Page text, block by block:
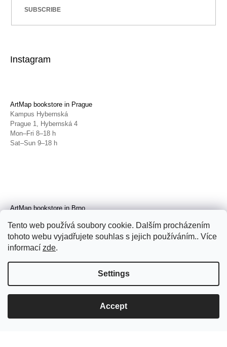
Tento web používá soubory cookie. Dalším procházením
tohoto webu vyjadřujete souhlas s jejich používáním.. Více
informací zde.
Settings
Accept
SUBSCRIBE
Instagram
ArtMap bookstore in Prague
Kampus Hybernská
Prague 1, Hybernská 4
Mon–Fri 8–18 h
Sat–Sun 9–18 h
ArtMap bookstore in Brno
Brno, Radnická 4
Tue–Fri 11–19 h
Sat 14–19 h
© 2026 ArtMap. All rights reserved.